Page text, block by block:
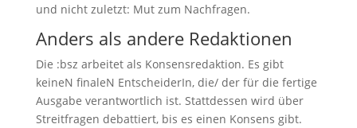
und nicht zuletzt: Mut zum Nachfragen.
Anders als andere Redaktionen
Die :bsz arbeitet als Konsensredaktion. Es gibt
keineN finaleN EntscheiderIn, die/ der für die fertige
Ausgabe verantwortlich ist. Stattdessen wird über
Streitfragen debattiert, bis es einen Konsens gibt.